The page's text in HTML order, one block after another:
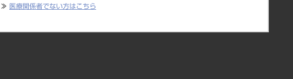
≫ 医療関係者でない方はこちら